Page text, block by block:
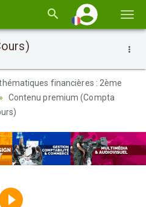
la
financières : 2ème
Contenu premium (Compta